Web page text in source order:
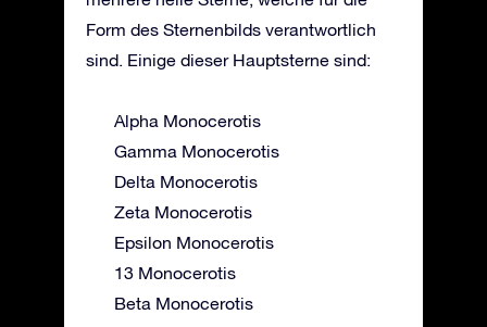
Form des Sternenbilds verantwortlich
sind. Einige dieser Hauptsterne sind:
Alpha Monocerotis
Gamma Monocerotis
Delta Monocerotis
Zeta Monocerotis
Epsilon Monocerotis
13 Monocerotis
Beta Monocerotis